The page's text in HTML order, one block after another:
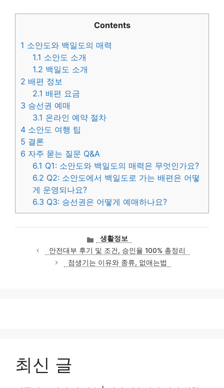
Contents
1 소안도와 백일도의 매력
1.1 소안도 소개
1.2 백일도 소개
2 배편 정보
2.1 배편 요금
3 승선권 예매
3.1 온라인 예약 절차
4 소안도 여행 팁
5 결론
6 자주 묻는 질문 Q&A
6.1 Q1: 소안도와 백일도의 매력은 무엇인가요?
6.2 Q2: 소안도에서 백일도로 가는 배편은 어떻
게 운영되나요?
6.3 Q3: 승선권은 어떻게 예매하나요?
카
테
고
리
생활정보
안전대부 후기 및 조건, 승인율 100% 총정리
점생기는 이유와 종류, 없애는법
최신 글